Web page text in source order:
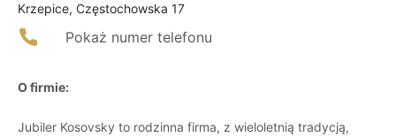
Krzepice, Częstochowska 17
Pokaż numer telefonu
O firmie:
Jubiler Kosovsky to rodzinna firma, z wieloletnią tradycją,